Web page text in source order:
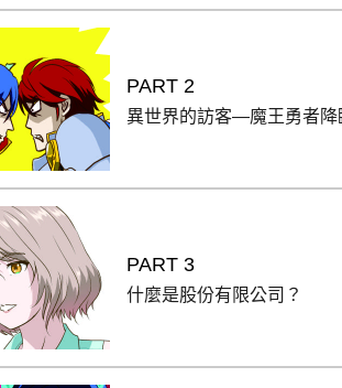
PART 2
異世界的訪客—魔王勇者降
PART 3
什麼是股份有限公司？